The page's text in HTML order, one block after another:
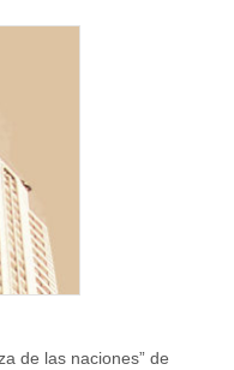
de las naciones” de